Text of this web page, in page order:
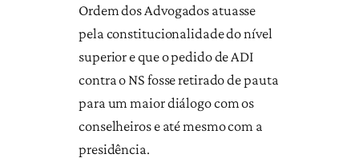
Ordem dos Advogados atuasse
pela constitucionalidade do nível
superior e que o pedido de ADI
contra o NS fosse retirado de pauta
para um maior diálogo com os
conselheiros e até mesmo com a
presidência.